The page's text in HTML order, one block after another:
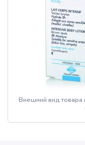
Внешний вид товара